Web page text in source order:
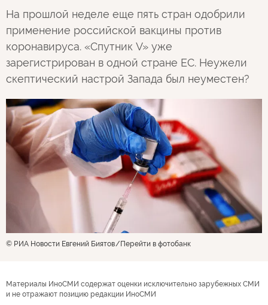
На прошлой неделе еще пять стран одобрили
применение российской вакцины против
коронавируса. «Спутник V» уже
зарегистрирован в одной стране ЕС. Неужели
скептический настрой Запада был неуместен?
© РИА Новости Евгений Биятов Перейти в фотобанк
Материалы ИноСМИ содержат оценки исключительно зарубежных СМИ
и не отражают позицию редакции ИноСМИ